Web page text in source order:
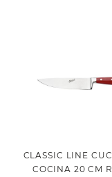
CLASSIC LINE
COCINA 20 CM